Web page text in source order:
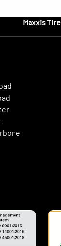
Maxxis Tire